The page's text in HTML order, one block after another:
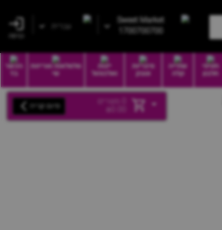
עברית
Sweet Market
1700700700
חטיפי
חלבון
שתייה
קלה
סיגריות
וטבק
יינות
ואלכוהול
סלסלאות ואריזות
שי
הכשר
בד
מוצרים
₪ סיום קנייה